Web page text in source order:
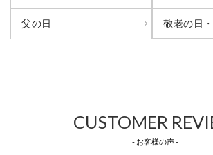
父の日 敬老の日
CUSTOMER
- お客様の声 -